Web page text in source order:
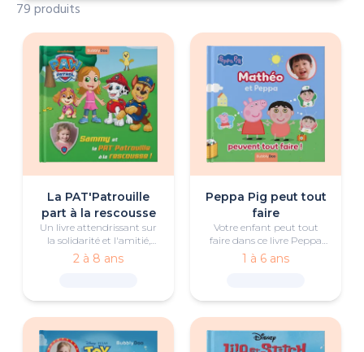
79 produits
La PAT'Patrouille
part à la rescousse
Un livre attendrissant sur
la solidarité et l'amitié,
avec le petit héros et la
PAT'Patrouille.
2 à 8 ans
Peppa Pig peut tout
faire
Votre enfant peut tout
faire dans ce livre Peppa
Pig personnalisé, rempli de
bonheur et de jeux !
1 à 6 ans